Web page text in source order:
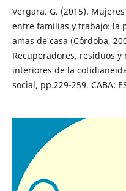
Vergara. G. (2015).
entre familias y trabajo: la
amas de casa (Córdoba,
Recuperadores, residuos
interiores de la
social, pp.229-259. CABA: